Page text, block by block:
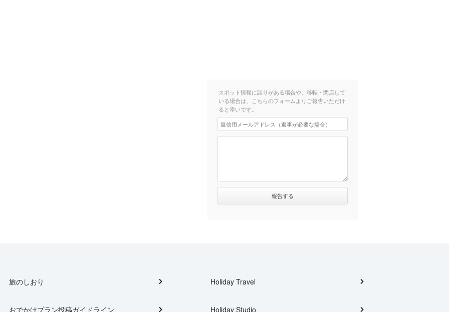
スポット情報に誤りがある場合や、移転・閉店して
いる場合は、こちらのフォームよりご報告いただけ
ると幸いです。
旅のしおり
おでかけプラン投稿ガイドライン
Holiday Travel
Holiday Studio